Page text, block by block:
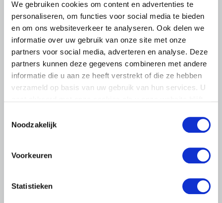
We gebruiken cookies om content en advertenties te
personaliseren, om functies voor social media te bieden
en om ons websiteverkeer te analyseren. Ook delen we
informatie over uw gebruik van onze site met onze
partners voor social media, adverteren en analyse. Deze
partners kunnen deze gegevens combineren met andere
informatie die u aan ze heeft verstrekt of die ze hebben
verzameld op basis van uw gebruik van hun services. U
Noodzakelijk
Voorkeuren
Statistieken
BELANGRIJKE INFORMATIE
6 AUGUSTUS 2026
pluimveehouders
leden op om op vrijdagochtend 14 augustus massaal naar
Lees meer